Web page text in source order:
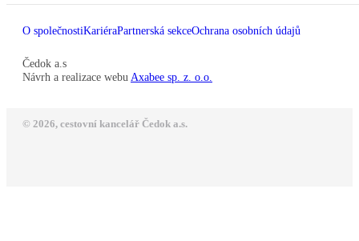
O společnostiKariéraPartnerská sekceOchrana osobních údajů
Čedok a.s
Návrh a realizace webu Axabee sp. z. o.o.
© 2026, cestovní kancelář Čedok a.s.